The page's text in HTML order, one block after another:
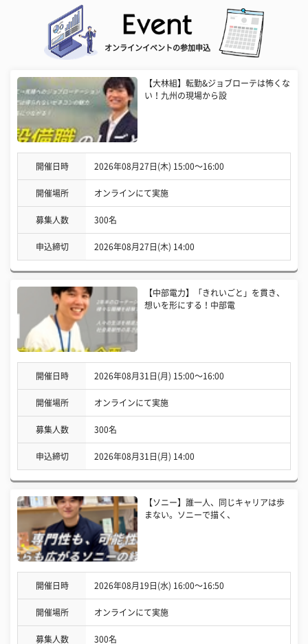
オンラインイベントの参加申込
【大林組】転勤&ジョブローテは怖くな
い！九州の現場から設
開催日時 2026年08月27日(木) 15:00〜16:00
開催場所 オンラインにて実施
募集人数 300名
申込締切 2026年08月27日(木) 14:00
【中部電力】「きれいごと」を貫き、
想いを形にする！中部電
開催日時 2026年08月31日(月) 15:00〜16:00
開催場所 オンラインにて実施
募集人数 300名
申込締切 2026年08月31日(月) 14:00
【ソニー】誰一人、同じキャリアは歩
まない。ソニーで描く、
開催日時 2026年08月19日(水) 16:00〜16:50
開催場所 オンラインにて実施
募集人数 300名